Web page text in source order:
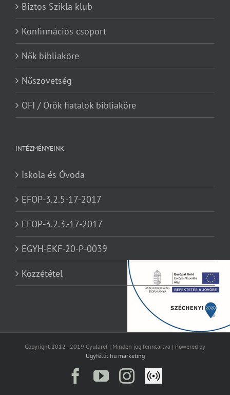
Biztos Szikla klub
Konfirmációs csoport
Nők bibliaköre
Nőszövetség
ÖFI / Örök fiatalok bibliaköre
INTÉZMÉNYEINK
Iskola és Óvoda
EFOP-3.2.5-17-2017
EFOP-3.2.3.-17-2017
EGYH-EKF-20-P-0039
Közzététel
Copyright 2012 - 2019 Gyularef | Minden jog fenntartva | Powered by
Ügyfélút.hu marketing
Facebook
YouTubeInstagram
Élő